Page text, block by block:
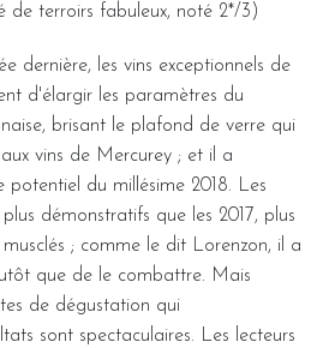
de terroirs fabuleux, noté 2*/3)
dernière, les vins exceptionnels de
d'élargir les paramètres du
brisant le plafond de verre qui
vins de Mercurey ; et il a
potentiel du millésime 2018. Les
démonstratifs que les 2017, plus
musclés ; comme le dit Lorenzon, il a
que de le combattre. Mais
de dégustation qui
sont spectaculaires. Les lecteurs